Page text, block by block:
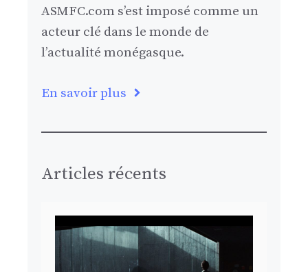
ASMFC.com s’est imposé comme un
acteur clé dans le monde de
l’actualité monégasque.
En savoir plus
Articles récents